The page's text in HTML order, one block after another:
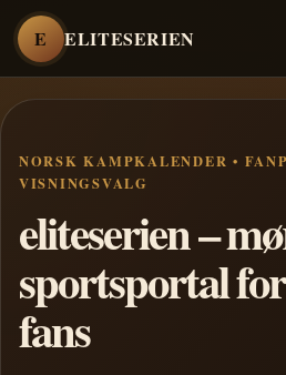
E ELITESERIEN
NORSK KAMPKALENDER •
VISNINGSVALG
eliteserien –
sportsportal
fans